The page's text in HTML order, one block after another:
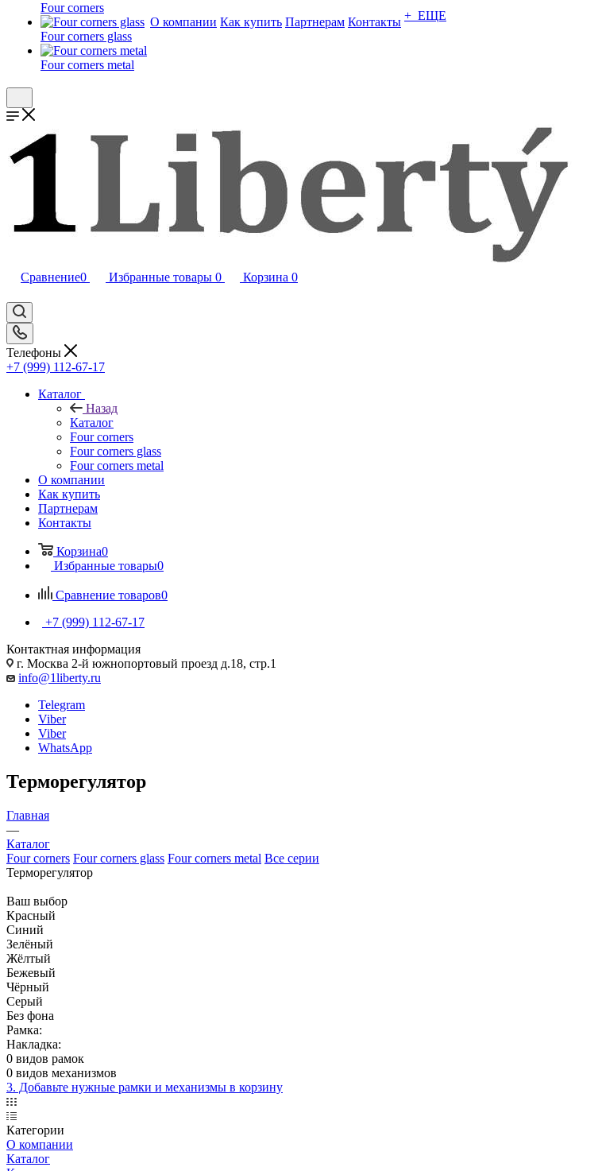
Four corners
Four corners glass
Four corners metal
О компании Как купить Партнерам Контакты + ЕЩЕ
Сравнение0 Избранные товары 0 Корзина 0
Телефоны
+7 (999) 112-67-17
Каталог
Назад
Каталог
Four corners
Four corners glass
Four corners metal
О компании
Как купить
Партнерам
Контакты
Корзина0
Избранные товары0
Сравнение товаров0
+7 (999) 112-67-17
Контактная информация
г. Москва 2-й южнопортовый проезд д.18, стр.1
info@1liberty.ru
Telegram
Viber
Viber
WhatsApp
Терморегулятор
Главная
—
Каталог
Four corners Four corners glass Four corners metal Все серии
Терморегулятор
Ваш выбор
Красный
Синий
Зелёный
Жёлтый
Бежевый
Чёрный
Серый
Без фона
Рамка:
Накладка:
0 видов рамок
0 видов механизмов
3. Добавьте нужные рамки и механизмы в корзину
Категории
О компании
Каталог